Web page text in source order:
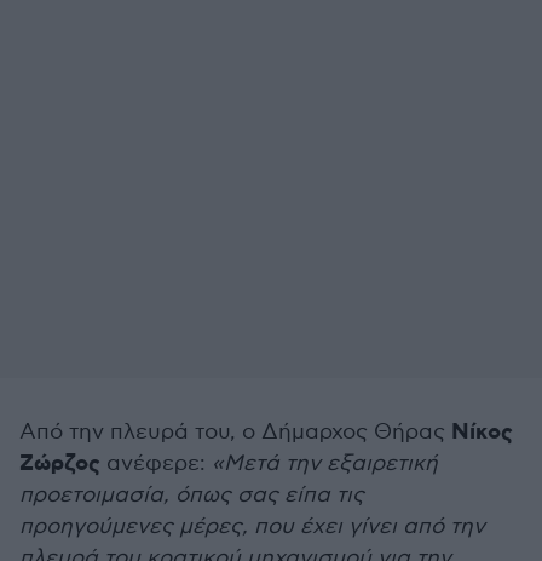
Από την πλευρά του, ο Δήμαρχος Θήρας Νίκος
Ζώρζος ανέφερε: «Μετά την εξαιρετική
προετοιμασία, όπως σας είπα τις
προηγούμενες μέρες, που έχει γίνει από την